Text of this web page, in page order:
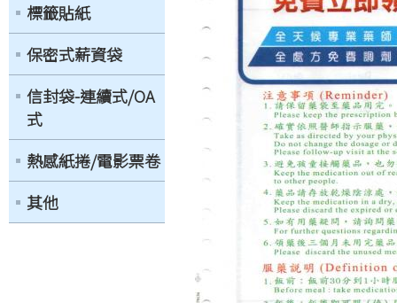
標籤貼紙
保密式薪資袋
信封袋-連續式/OA
式
熱感紙捲/電影票卷
其他